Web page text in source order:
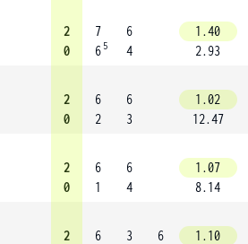
2
0
7
6 5
6
4
1.40
2.93
2
0
6
2
6
3
1.02
12.47
2
0
6
1
6
4
1.07
8.14
2
6
3
6
1.10